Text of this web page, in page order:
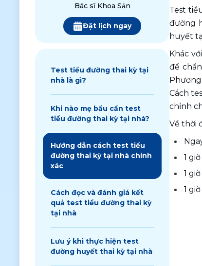
Bác sĩ Khoa Sản
Đặt lịch ngay
Test tiểu đường thai kỳ tại
nhà là gì?
Khi nào mẹ bầu cần test
tiểu đường thai kỳ tại nhà?
Hướng dẫn cách test tiểu
đường thai kỳ tại nhà chính
xác
Cách đọc và đánh giá kết
quả test tiểu đường thai kỳ
tại nhà
Lưu ý khi thực hiện test
đường huyết thai kỳ tại nhà
Test
đường
huyết
Khác
để
Cách
chỉnh
Về thời
1
1
1